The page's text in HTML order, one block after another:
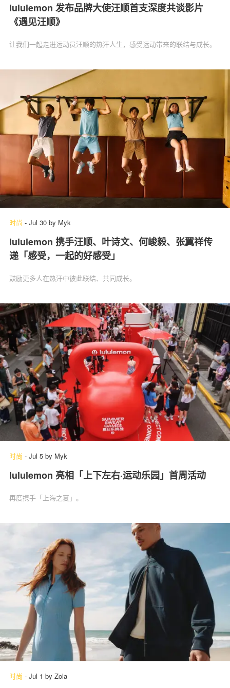
lululemon 发布品牌大使汪顺首支深度共谈影片
《遇见汪顺》
让我们一起走进运动员汪顺的热汗人生，感受运动带来的联结与成长。
时尚 - Jul 30 by Myk
lululemon 携手汪顺、叶诗文、何峻毅、张翼祥传
递「感受，一起的好感受」
鼓励更多人在热汗中彼此联结、共同成长。
时尚 - Jul 5 by Myk
lululemon 亮相「上下左右·运动乐园」首周活动
再度携手「上海之夏」。
时尚 - Jul 1 by Zola